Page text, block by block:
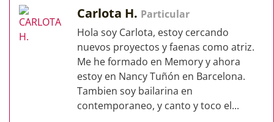
Carlota H. Particular
Hola soy Carlota, estoy cercando
nuevos proyectos y faenas como atriz.
Me he formado en Memory y ahora
estoy en Nancy Tuñón en Barcelona.
Tambien soy bailarina en
contemporaneo, y canto y toco el...